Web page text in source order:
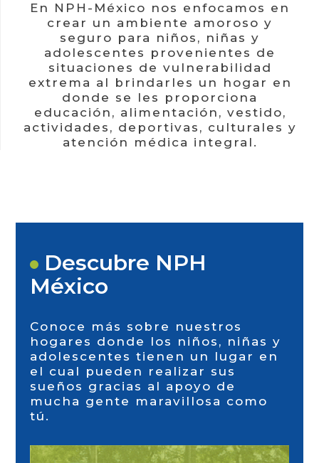
En NPH-México nos enfocamos en
crear un ambiente amoroso y
seguro para niños, niñas y
adolescentes provenientes de
situaciones de vulnerabilidad
extrema al brindarles un hogar en
donde se les proporciona
educación, alimentación, vestido,
actividades, deportivas, culturales y
atención médica integral.
Descubre NPH
México
Conoce más sobre nuestros
hogares donde los niños, niñas y
adolescentes tienen un lugar en
el cual pueden realizar sus
sueños gracias al apoyo de
mucha gente maravillosa como
tú.